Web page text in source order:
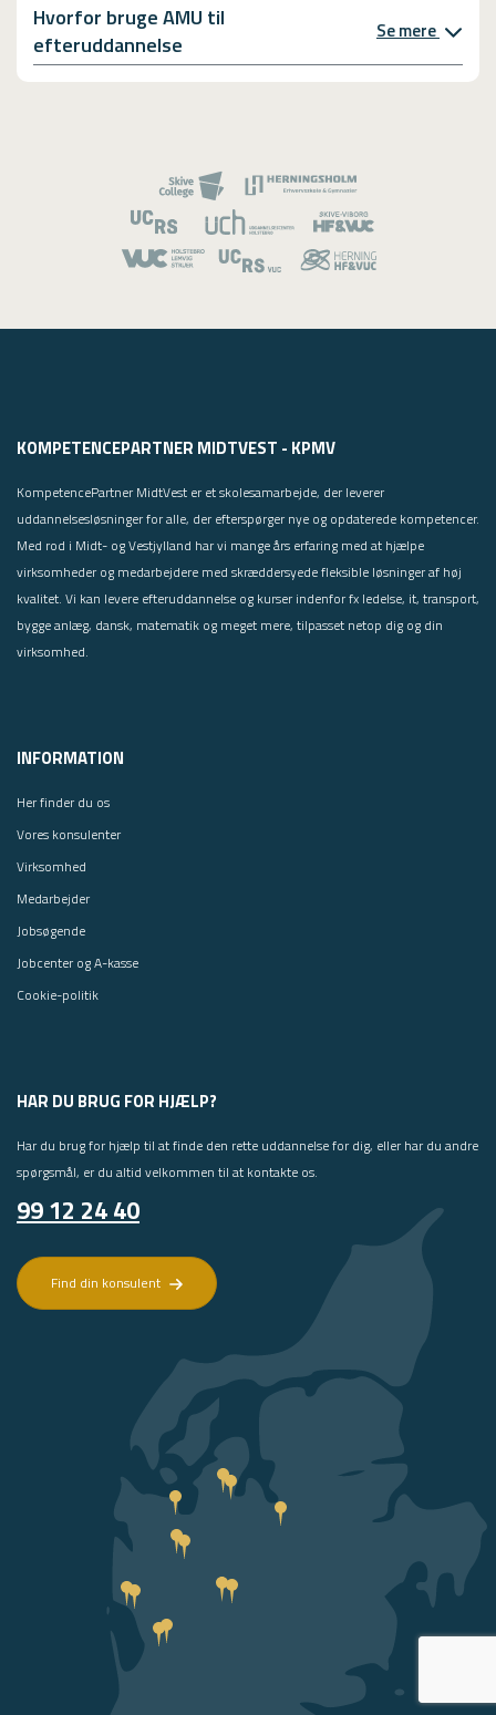
Hvorfor bruge AMU til
efteruddannelse
Se mere
KOMPETENCEPARTNER MIDTVEST - KPMV
KompetencePartner MidtVest er et skolesamarbejde, der leverer
uddannelsesløsninger for alle, der efterspørger nye og opdaterede kompetencer.
Med rod i Midt- og Vestjylland har vi mange års erfaring med at hjælpe
virksomheder og medarbejdere med skræddersyede fleksible løsninger af høj
kvalitet. Vi kan levere efteruddannelse og kurser indenfor fx ledelse, it, transport,
bygge anlæg, dansk, matematik og meget mere, tilpasset netop dig og din
virksomhed.
INFORMATION
Her finder du os
Vores konsulenter
Virksomhed
Medarbejder
Jobsøgende
Jobcenter og A-kasse
Cookie-politik
HAR DU BRUG FOR HJÆLP?
Har du brug for hjælp til at finde den rette uddannelse for dig, eller har du andre
spørgsmål, er du altid velkommen til at kontakte os.
99 12 24 40
Find din konsulent